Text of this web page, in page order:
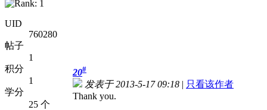
UID
760280
帖子
1
积分
1
学分
25 个
20#
发表于 2013-5-17 09:18 | 只看该作者
Thank you.